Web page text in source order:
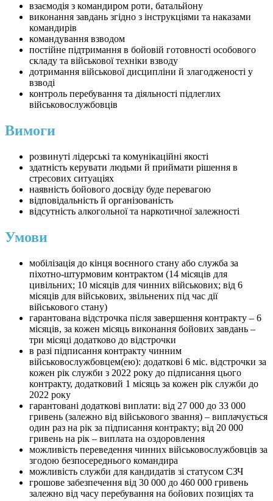
взаємодія з командиром роти, батальйону
виконання завдань згідно з інструкціями та наказами
командирів
командування взводом
постійне підтримання в бойовій готовності особового
складу та військової техніки взводу
дотримання військової дисципліни й злагодженості у
взводі
контроль перебування та діяльності підлеглих
військовослужбовців
Вимоги
розвинуті лідерські та комунікаційні якості
здатність керувати людьми й приймати рішення в
стресових ситуаціях
наявність бойового досвіду буде перевагою
відповідальність й організованість
відсутність алкогольної та наркотичної залежності
Умови
мобілізація до кінця воєнного стану або служба за
піхотно-штурмовим контрактом (14 місяців для
цивільних; 10 місяців для чинних військових; від 6
місяців для військових, звільнених під час дії
військового стану)
гарантована відстрочка після завершення контракту – 6
місяців, за кожен місяць виконання бойових завдань –
три місяці додатково до відстрочки
в разі підписання контракту чинним
військовослужбовцем(ею): додаткові 6 міс. відстрочки за
кожен рік служби з 2022 року до підписання цього
контракту, додатковий 1 місяць за кожен рік служби до
2022 року
гарантовані додаткові виплати: від 27 000 до 33 000
гривень (залежно від військового звання) – виплачується
один раз на рік за підписання контракту; від 20 000
гривень на рік – виплата на оздоровлення
можливість переведення чинних військовослужбовців за
згодою безпосереднього командира
можливість служби для кандидатів зі статусом СЗЧ
грошове забезпечення від 30 000 до 460 000 гривень
залежно від часу перебування на бойових позиціях та